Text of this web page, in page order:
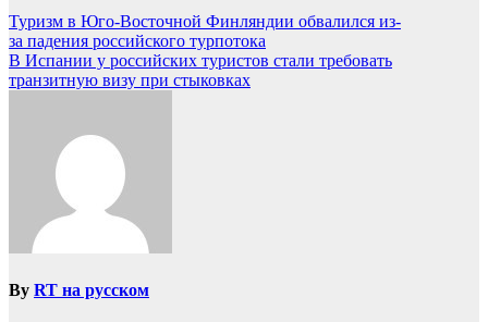
Туризм в Юго-Восточной Финляндии обвалился из-
за падения российского турпотока
В Испании у российских туристов стали требовать
транзитную визу при стыковках
By RT на русском